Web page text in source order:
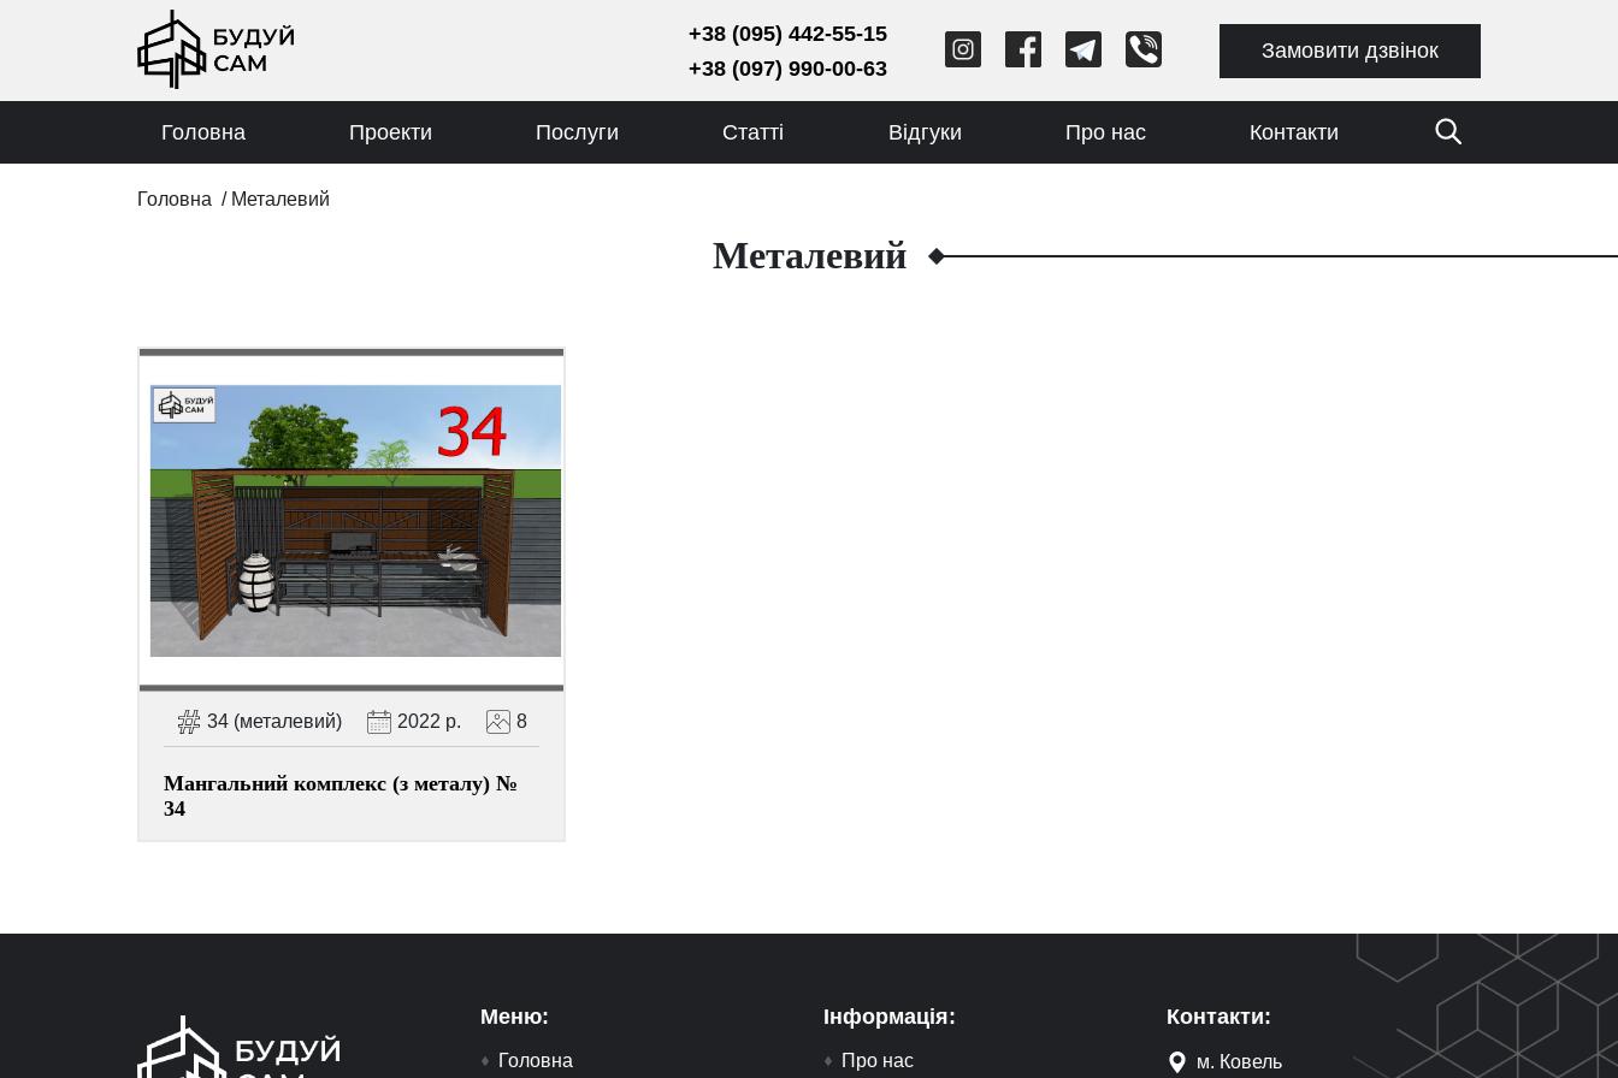
+38 (095) 442-55-15
+38 (097) 990-00-63
Замовити дзвінок
Головна Проекти Послуги Статті Відгуки Про нас Контакти
Головна / Металевий
Металевий
34 (металевий) 2022 р. 8
Мангальний комплекс (з металу) №
34
Меню:
Головна
Інформація:
Про нас
Контакти:
м. Ковель